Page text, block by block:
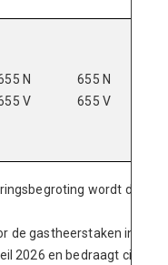
N
V
655 N
655 V
wordt
de gastheerstaken in het
2026 en bedraagt circa €